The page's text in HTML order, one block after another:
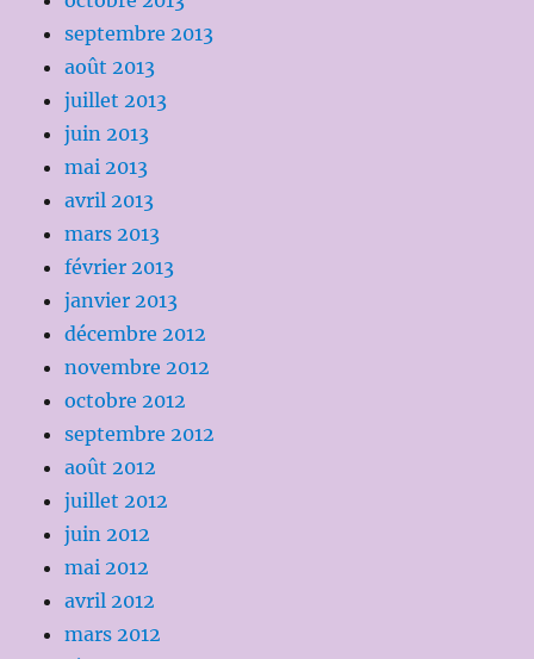
septembre 2013
août 2013
juillet 2013
juin 2013
mai 2013
avril 2013
mars 2013
février 2013
janvier 2013
décembre 2012
novembre 2012
octobre 2012
septembre 2012
août 2012
juillet 2012
juin 2012
mai 2012
avril 2012
mars 2012